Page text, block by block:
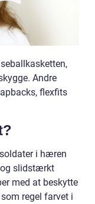
Andre
flexfits
i hæren
og slidstærkt
med at beskytte
regel farvet i